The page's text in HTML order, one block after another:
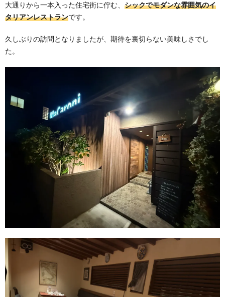
大通りから一本入った住宅街に佇む、 シックでモダンな雰囲気のイ
タリアンレストランです。
久しぶりの訪問となりましたが、期待を裏切らない美味しさでし
た。